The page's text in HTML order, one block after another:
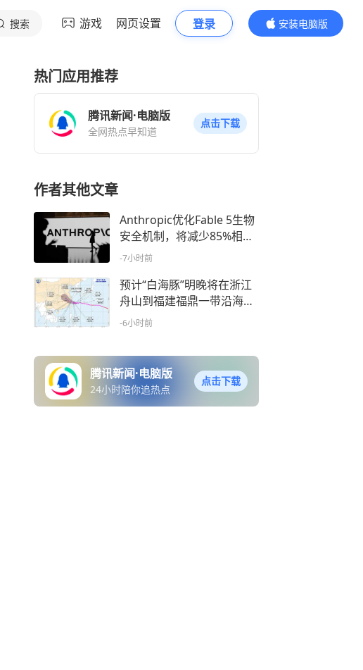
搜索 游戏 网页设置 登录
安装电脑版
内容更精彩
热门应用推荐
腾讯新闻·电脑版
全网热点早知道
点击下载
作者其他文章
Anthropic优化Fable 5生物
安全机制，将减少85%相关
误拦截
-7小时前
预计“白海豚”明晚将在浙江
舟山到福建福鼎一带沿海登
陆
-6小时前
腾讯新闻·电脑版
24小时陪你追热点
点击下载